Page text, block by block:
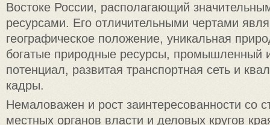
Востоке России, располагающий
ресурсами. Его отличительными чертами
географическое положение, уникальная
богатые природные ресурсы, промышленный
потенциал, развитая транспортная сеть и
кадры.
Немаловажен и рост заинтересованности со
местных органов власти и деловых кругов